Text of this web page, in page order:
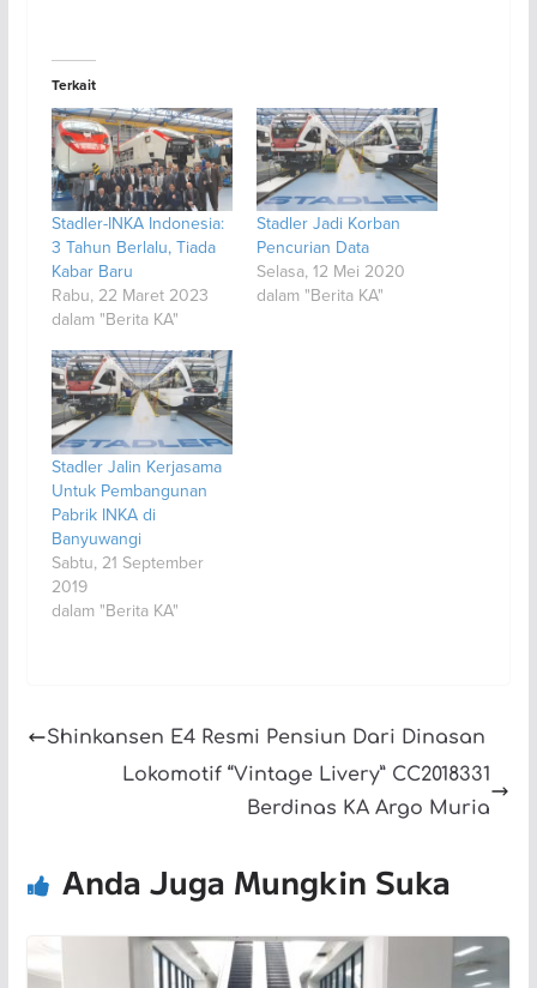
Terkait
Stadler-INKA Indonesia:
3 Tahun Berlalu, Tiada
Kabar Baru
Rabu, 22 Maret 2023
dalam "Berita KA"
Stadler Jadi Korban
Pencurian Data
Selasa, 12 Mei 2020
dalam "Berita KA"
Stadler Jalin Kerjasama
Untuk Pembangunan
Pabrik INKA di
Banyuwangi
Sabtu, 21 September
2019
dalam "Berita KA"
Shinkansen E4 Resmi Pensiun Dari Dinasan
Lokomotif “Vintage Livery” CC2018331
Berdinas KA Argo Muria
Anda Juga Mungkin Suka